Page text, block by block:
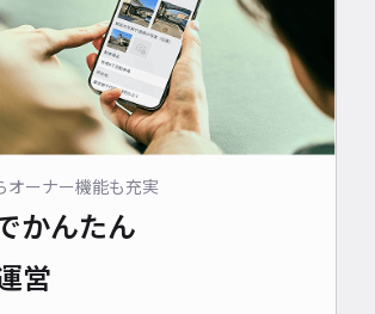
オーナー機能も充実
かんたん
営